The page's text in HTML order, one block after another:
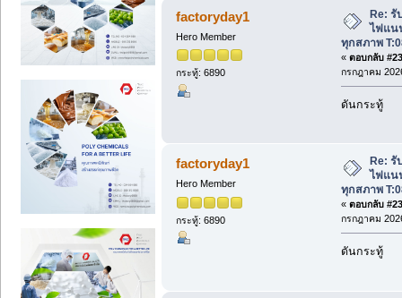
factoryday1
Hero Member
กระทู้: 6890
Re: รั
ไฟแน
ทุกสภาพ
« ตอบกลับ
กรกฎาคม
ดันกระทู้
factoryday1
Hero Member
กระทู้: 6890
Re: รั
ไฟแน
ทุกสภาพ
« ตอบกลับ
กรกฎาคม
ดันกระทู้